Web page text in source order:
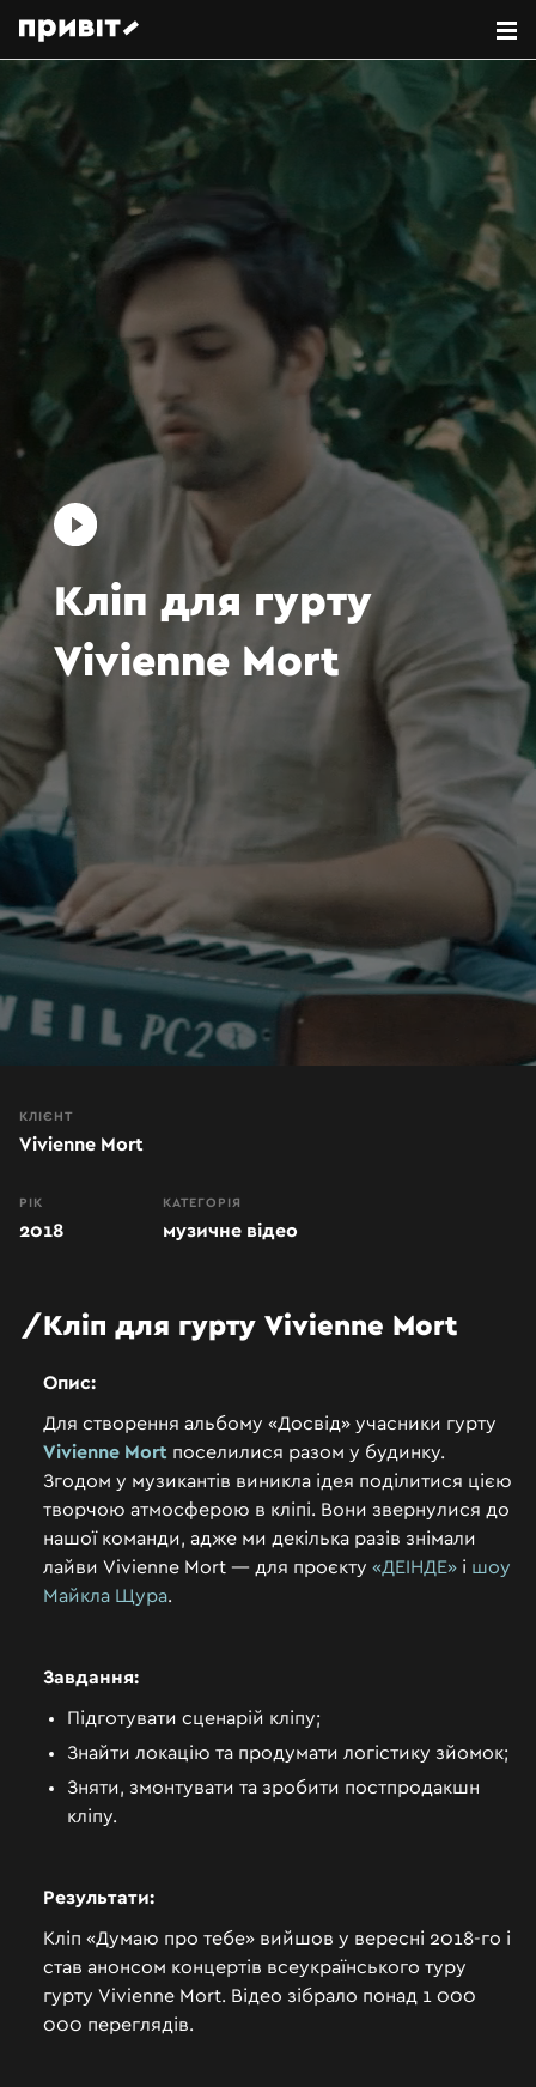
Кліп для гурту
Vivienne Mort
КЛІЄНТ
Vivienne Mort
РІК
2018
КАТЕГОРІЯ
музичне відео
Кліп для гурту Vivienne Mort
Опис:
Для створення альбому «Досвід» учасники гурту
Vivienne Mort поселилися разом у будинку.
Згодом у музикантів виникла ідея поділитися цією
творчою атмосферою в кліпі. Вони звернулися до
нашої команди, адже ми декілька разів знімали
лайви Vivienne Mort — для проєкту «ДЕІНДЕ» і шоу
Майкла Щура.
Завдання:
Підготувати сценарій кліпу;
Знайти локацію та продумати логістику зйомок;
Зняти, змонтувати та зробити постпродакшн
кліпу.
Результати:
Кліп «Думаю про тебе» вийшов у вересні 2018-го і
став анонсом концертів всеукраїнського туру
гурту Vivienne Mort. Відео зібрало понад 1 000
000 переглядів.